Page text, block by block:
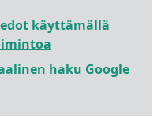
käyttämällä
haku Google